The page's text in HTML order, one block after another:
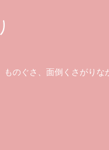
ぐさ、面倒くさがりな